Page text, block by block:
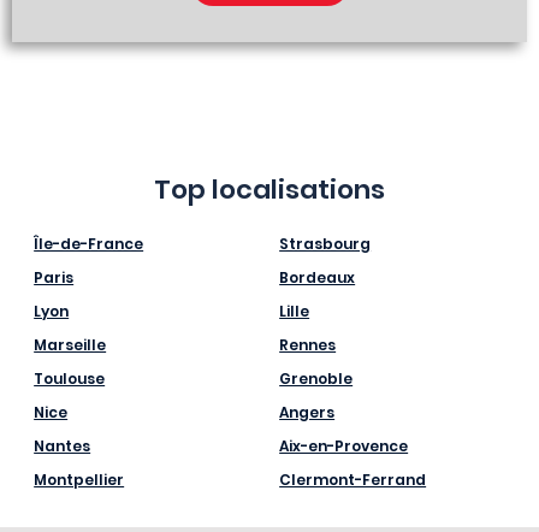
Top localisations
Île-de-France
Paris
Lyon
Marseille
Toulouse
Nice
Nantes
Montpellier
Strasbourg
Bordeaux
Lille
Rennes
Grenoble
Angers
Aix-en-Provence
Clermont-Ferrand